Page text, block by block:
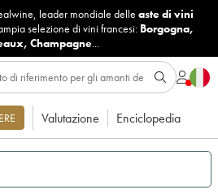
leader mondiale delle aste di vini
selezione di vini francesi: Borgogna,
, Champagne...
Valutazione Enciclopedia